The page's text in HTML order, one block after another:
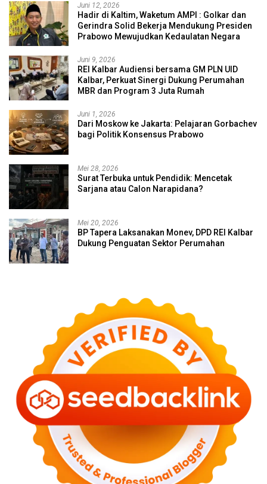
Juni 12, 2026
Hadir di Kaltim, Waketum AMPI : Golkar dan
Gerindra Solid Bekerja Mendukung Presiden
Prabowo Mewujudkan Kedaulatan Negara
Juni 9, 2026
REI Kalbar Audiensi bersama GM PLN UID
Kalbar, Perkuat Sinergi Dukung Perumahan
MBR dan Program 3 Juta Rumah
Juni 1, 2026
Dari Moskow ke Jakarta: Pelajaran Gorbachev
bagi Politik Konsensus Prabowo
Mei 28, 2026
Surat Terbuka untuk Pendidik: Mencetak
Sarjana atau Calon Narapidana?
Mei 20, 2026
BP Tapera Laksanakan Monev, DPD REI Kalbar
Dukung Penguatan Sektor Perumahan